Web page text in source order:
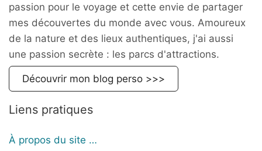
passion pour le voyage et cette envie de partager
mes découvertes du monde avec vous. Amoureux
de la nature et des lieux authentiques, j'ai aussi
une passion secrète : les parcs d'attractions.
Découvrir mon blog perso >>>
Liens pratiques
À propos du site …